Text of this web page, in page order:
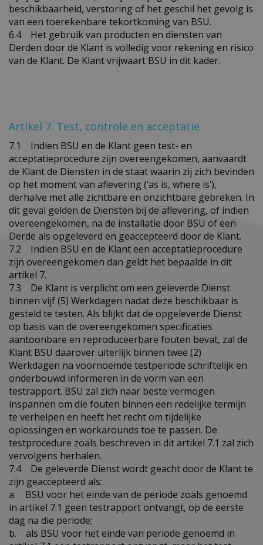
beschikbaarheid, verstoring of het geschil het gevolg is
van een toerekenbare tekortkoming van BSU.
6.4 Het gebruik van producten en diensten van
Derden door de Klant is volledig voor rekening en risico
van de Klant. De Klant vrijwaart BSU in dit kader.
Artikel 7. Test, controle en acceptatie
7.1 Indien BSU en de Klant geen test- en
acceptatieprocedure zijn overeengekomen, aanvaardt
de Klant de Diensten in de staat waarin zij zich bevinden
op het moment van aflevering (‘as is, where is’),
derhalve met alle zichtbare en onzichtbare gebreken. In
dit geval gelden de Diensten bij de aflevering, of indien
overeengekomen, na de installatie door BSU of een
Derde als opgeleverd en geaccepteerd door de Klant.
7.2 Indien BSU en de Klant een acceptatieprocedure
zijn overeengekomen dan geldt het bepaalde in dit
artikel 7.
7.3 De Klant is verplicht om een geleverde Dienst
binnen vijf (5) Werkdagen nadat deze beschikbaar is
gesteld te testen. Als blijkt dat de opgeleverde Dienst
op basis van de overeengekomen specificaties
aantoonbare en reproduceerbare fouten bevat, zal de
Klant BSU daarover uiterlijk binnen twee (2)
Werkdagen na voornoemde testperiode schriftelijk en
onderbouwd informeren in de vorm van een
testrapport. BSU zal zich naar beste vermogen
inspannen om die fouten binnen een redelijke termijn
te verhelpen en heeft het recht om tijdelijke
oplossingen en workarounds toe te passen. De
testprocedure zoals beschreven in dit artikel 7.1 zal zich
vervolgens herhalen.
7.4 De geleverde Dienst wordt geacht door de Klant te
zijn geaccepteerd als:
a. BSU voor het einde van de periode zoals genoemd
in artikel 7.1 geen testrapport ontvangt, op de eerste
dag na die periode;
b. als BSU voor het einde van periode genoemd in